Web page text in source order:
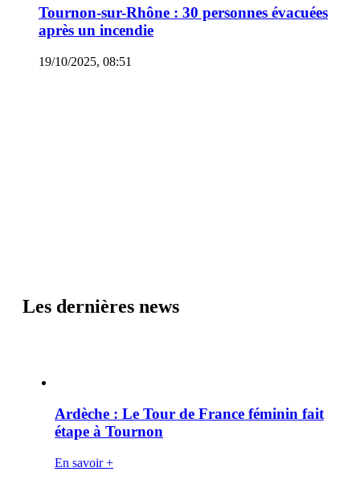
Tournon-sur-Rhône : 30 personnes évacuées
après un incendie
19/10/2025, 08:51
Les dernières news
Ardèche : Le Tour de France féminin fait
étape à Tournon
En savoir +